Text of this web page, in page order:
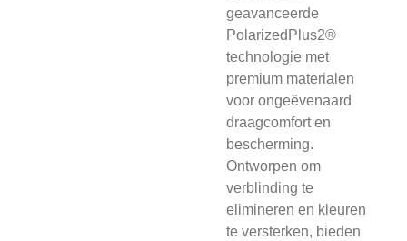
geavanceerde
PolarizedPlus2®
technologie met
premium materialen
voor ongeëvenaard
draagcomfort en
bescherming.
Ontworpen om
verblinding te
elimineren en kleuren
te versterken, bieden